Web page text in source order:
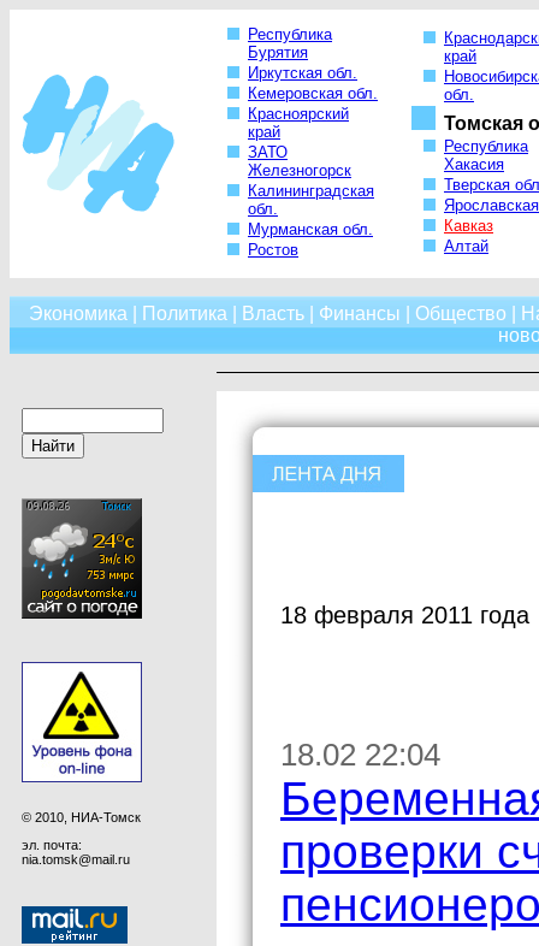
Республика
Бурятия
Иркутская обл.
Кемеровская обл.
Красноярский
край
ЗАТО
Железногорск
Калининградская
обл.
Мурманская обл.
Ростов
край
обл.
Томская
Республика
Хакасия
Тверская
Кавказ
Алтай
Экономика Политика Власть| Финансы Общество
© 2010, НИА-Томск
эл. почта:
nia.tomsk@mail.ru
18 февраля 2011 года
18.02 22:04
проверки